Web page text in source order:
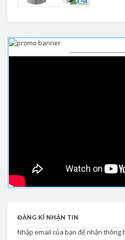
ĐĂNG KÍ NHẬN TIN
Nhập email của bạn để nhận thông